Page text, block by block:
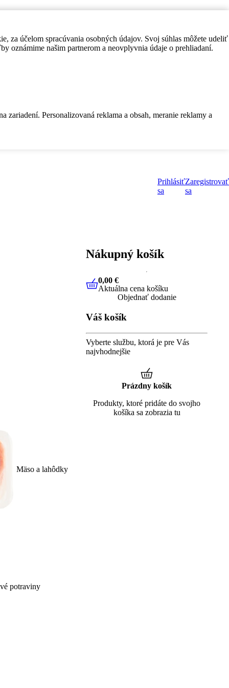
za účelom spracúvania osobných údajov. Svoj súhlas môžete udeliť
oznámime našim partnerom a neovplyvnia údaje o prehliadaní.
Personalizovaná reklama a obsah, meranie reklamy a
Prihlásiť
sa
Zaregistrovať
sa
Mäso a lahôdky
potraviny
Nákupný košík
0,00 €Aktuálna cena košíku
0,00 €
Aktuálna cena košíku
Objednať dodanie
Váš košík
Vyberte službu, ktorá je pre Vás
najvhodnejšie
Prázdny košík
Produkty, ktoré pridáte do svojho
košíka sa zobrazia tu